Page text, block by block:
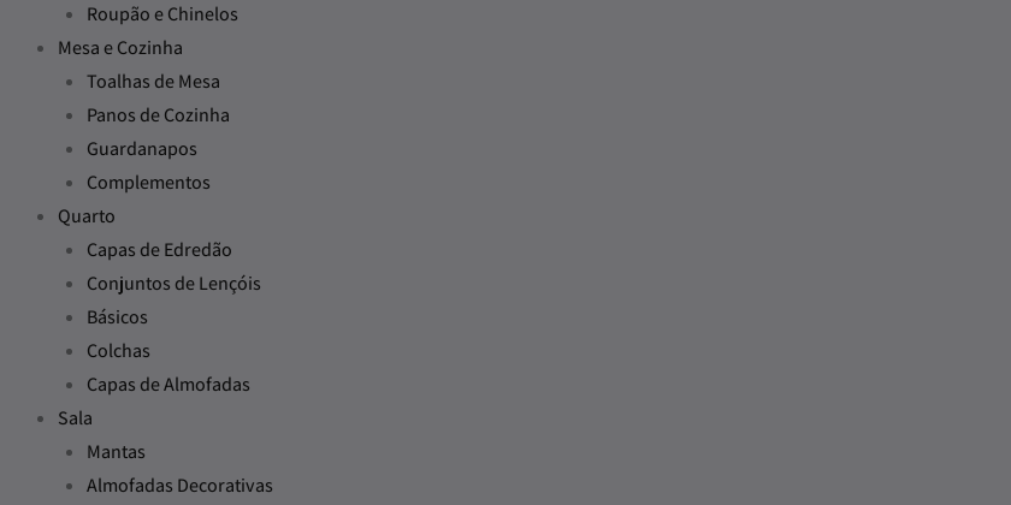
Roupão e Chinelos
Mesa e Cozinha
Toalhas de Mesa
Panos de Cozinha
Guardanapos
Complementos
Quarto
Capas de Edredão
Conjuntos de Lençóis
Básicos
Colchas
Capas de Almofadas
Sala
Mantas
Almofadas Decorativas